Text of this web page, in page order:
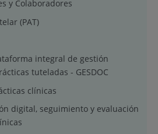
y Colaboradores
(PAT)
integral de gestión
tuteladas - GESDOC
clínicas
digital, seguimiento y evaluación